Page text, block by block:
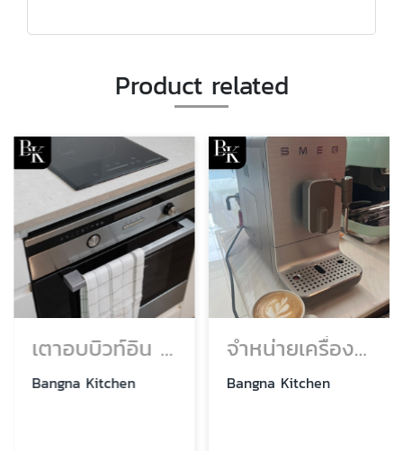
Product related
เตาอบบิวท์อิน เตาอบแบบฝัง เตาอบ built in
Bangna Kitchen
จำหน่ายเครื่องชงกาแฟ SMEG
Bangna Kitchen